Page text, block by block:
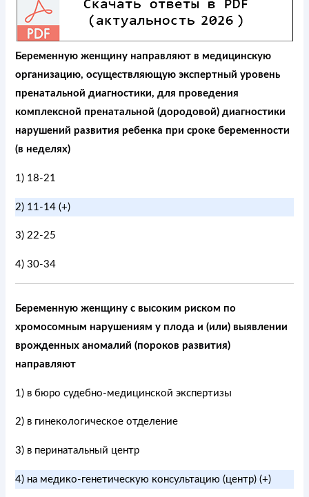
Беременную женщину направляют в медицинскую
организацию, осуществляющую экспертный уровень
пренатальной диагностики, для проведения
комплексной пренатальной (дородовой) диагностики
нарушений развития ребенка при сроке беременности
(в неделях)
1) 18-21
2) 11-14 (+)
3) 22-25
4) 30-34
Беременную женщину с высоким риском по
хромосомным нарушениям у плода и (или) выявлении
врожденных аномалий (пороков развития)
направляют
1) в бюро судебно-медицинской экспертизы
2) в гинекологическое отделение
3) в перинатальный центр
4) на медико-генетическую консультацию (центр) (+)